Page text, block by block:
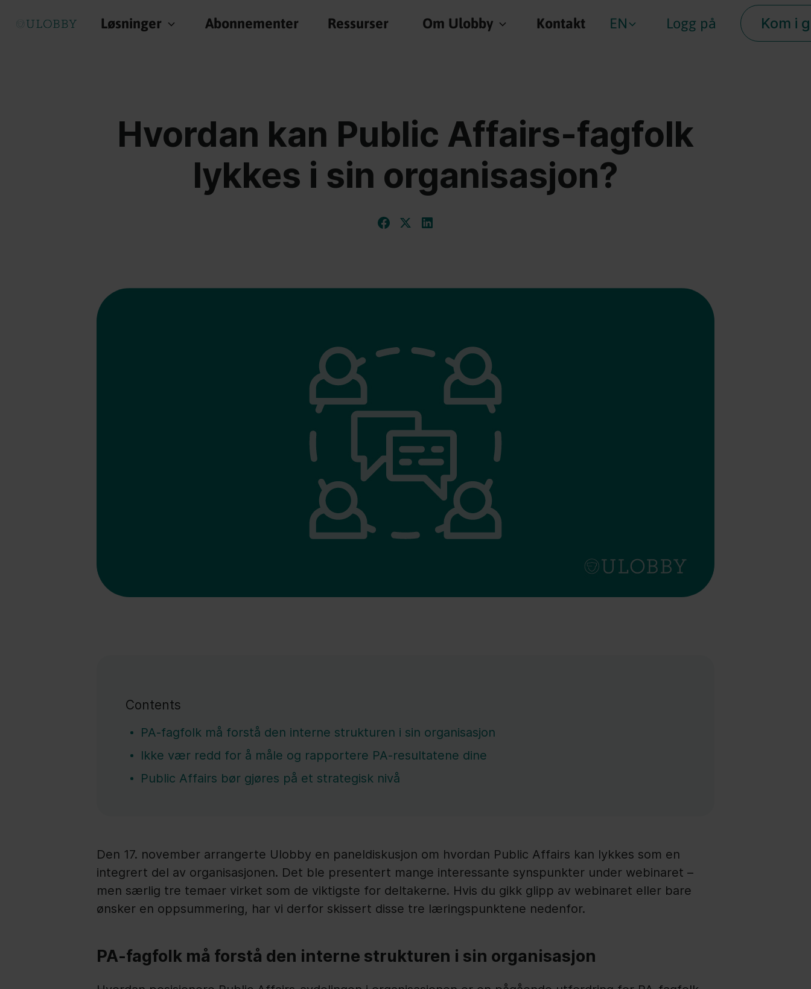
Løsninger Abonnementer Ressurser Om Ulobby Kontakt EN Logg på Kom i
Hvordan kan Public Affairs-fagfolk
lykkes i sin organisasjon?
Contents
PA-fagfolk må forstå den interne strukturen i sin organisasjon
Ikke vær redd for å måle og rapportere PA-resultatene dine
Public Affairs bør gjøres på et strategisk nivå
Den 17. november arrangerte Ulobby en paneldiskusjon om hvordan Public Affairs kan lykkes som en
integrert del av organisasjonen. Det ble presentert mange interessante synspunkter under webinaret –
men særlig tre temaer virket som de viktigste for deltakerne. Hvis du gikk glipp av webinaret eller bare
ønsker en oppsummering, har vi derfor skissert disse tre læringspunktene nedenfor.
PA-fagfolk må forstå den interne strukturen i sin organisasjon